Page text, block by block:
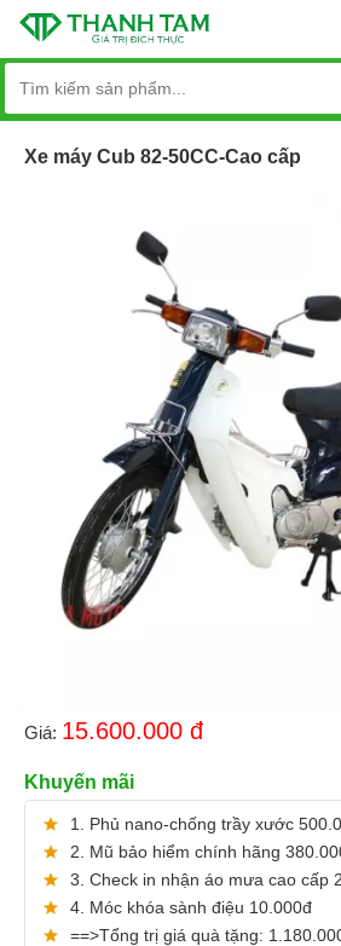
Xe máy Cub 82-50CC-Cao cấp
Giá: 15.600.000 đ
Khuyến mãi
1. Phủ nano-chống trầy xước
2. Mũ bảo hiểm chính hãng
3. Check in nhận áo mưa cao cấp
4. Móc khóa sành điệu 10.000đ
==>Tổng trị giá quà tặng: